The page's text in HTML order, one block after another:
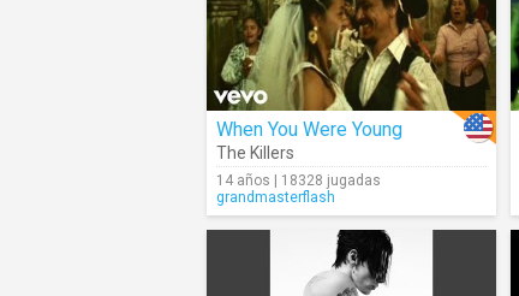
When You Were Young
The Killers
14 años | 18328 jugadas
grandmasterflash